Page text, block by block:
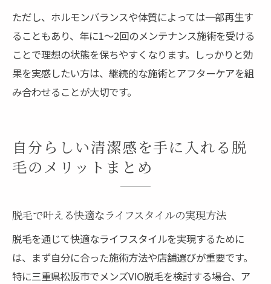
ただし、ホルモンバランスや体質によっては一部再生す
ることもあり、年に1〜2回のメンテナンス施術を受ける
ことで理想の状態を保ちやすくなります。しっかりと効
果を実感したい方は、継続的な施術とアフターケアを組
み合わせることが大切です。
自分らしい清潔感を手に入れる脱
毛のメリットまとめ
脱毛で叶える快適なライフスタイルの実現方法
脱毛を通じて快適なライフスタイルを実現するために
は、まず自分に合った施術方法や店舗選びが重要です。
特に三重県松阪市でメンズVIO脱毛を検討する場合、ア